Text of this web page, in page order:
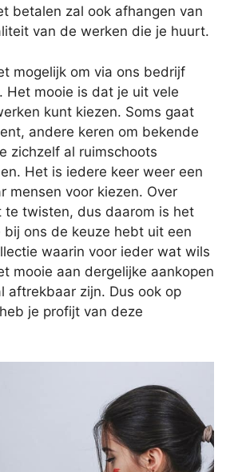
betalen zal ook afhangen van
van de werken die je huurt.
mogelijk om via ons bedrijf
Het mooie is dat je uit vele
kunt kiezen. Soms gaat
andere keren om bekende
zichzelf al ruimschoots
Het is iedere keer weer een
mensen voor kiezen. Over
te twisten, dus daarom is het
ons de keuze hebt uit een
waarin voor ieder wat wils
mooie aan dergelijke aankopen
aftrekbaar zijn. Dus ook op
je profijt van deze